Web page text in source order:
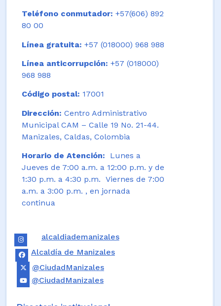
Teléfono conmutador: +57(606) 892
80 00
Línea gratuita: +57 (018000) 968 988
Línea anticorrupción: +57 (018000)
968 988
Código postal: 17001
Dirección: Centro Administrativo
Municipal CAM – Calle 19 No. 21-44.
Manizales, Caldas, Colombia
Horario de Atención: Lunes a
Jueves de 7:00 a.m. a 12:00 p.m. y de
1:30 p.m. a 4:30 p.m. Viernes de 7:00
a.m. a 3:00 p.m. , en jornada
continua
alcaldiademanizales
Alcaldía de Manizales
@CiudadManizales
@CiudadManizales